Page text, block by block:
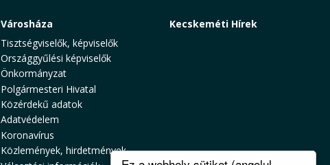
Városháza
Tisztségviselők, képviselők
Országgyűlési képviselők
Önkormányzat
Polgármesteri Hivatal
Közérdekű adatok
Adatvédelem
Koronavírus
Közlemények, hirdetmények
Kecskeméti Hírek